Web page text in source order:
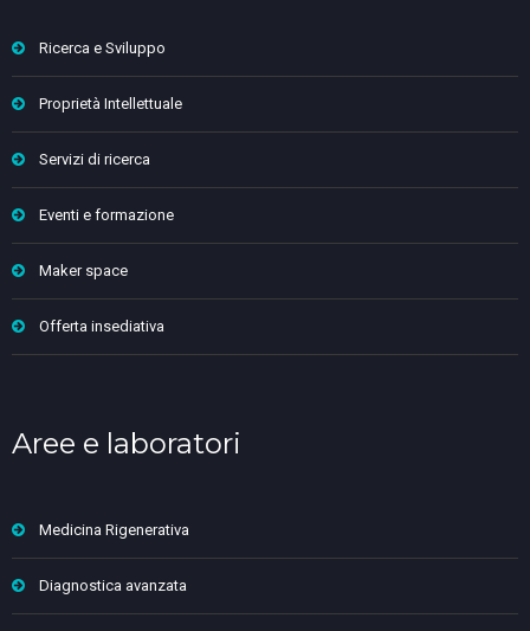
Ricerca e Sviluppo
Proprietà Intellettuale
Servizi di ricerca
Eventi e formazione
Maker space
Offerta insediativa
Aree e laboratori
Medicina Rigenerativa
Diagnostica avanzata